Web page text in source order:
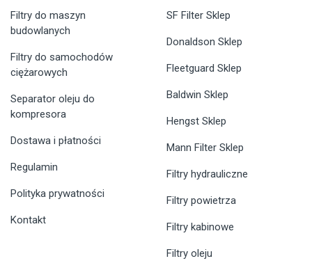
Filtry do maszyn
budowlanych
Filtry do samochodów
ciężarowych
Separator oleju do
kompresora
Dostawa i płatności
Regulamin
Polityka prywatności
Kontakt
SF Filter Sklep
Donaldson Sklep
Fleetguard Sklep
Baldwin Sklep
Hengst Sklep
Mann Filter Sklep
Filtry hydrauliczne
Filtry powietrza
Filtry kabinowe
Filtry oleju